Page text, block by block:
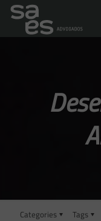
Categories Tags